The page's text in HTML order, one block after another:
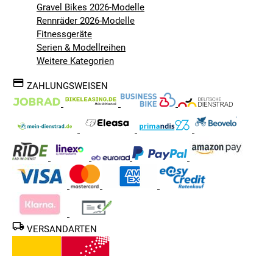
Gravel Bikes 2026-Modelle
Rennräder 2026-Modelle
Fitnessgeräte
Serien & Modellreihen
Weitere Kategorien
ZAHLUNGSWEISEN
VERSANDARTEN